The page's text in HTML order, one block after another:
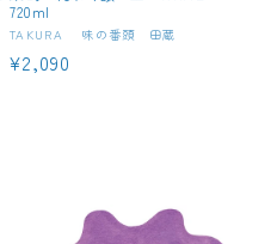
720ml
販
売
TAKURA 味の番頭 田蔵
通
¥2,090